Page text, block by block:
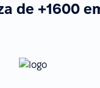
de +1600